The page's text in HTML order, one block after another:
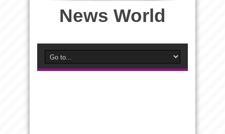
News World